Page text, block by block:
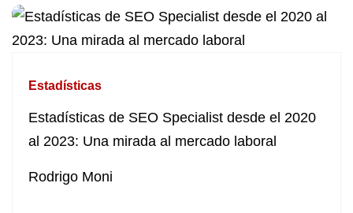
Estadísticas
Estadísticas de SEO Specialist desde el 2020
al 2023: Una mirada al mercado laboral
Rodrigo Moni